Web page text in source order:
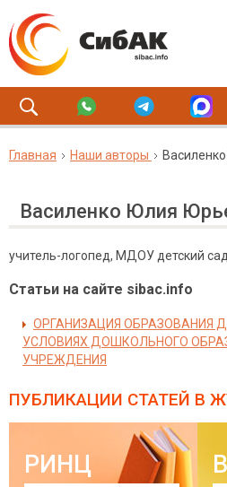
Главная Наши авторы
Василенко Юлия
учитель-логопед, МДОУ детский
Статьи на сайте sibac.info
ОРГАНИЗАЦИЯ ОБРАЗОВАНИЯ
УСЛОВИЯХ ДОШКОЛЬНОГО
УЧРЕЖДЕНИЯ
ПУБЛИКАЦИИ СТАТЕЙ В
РИНЦ